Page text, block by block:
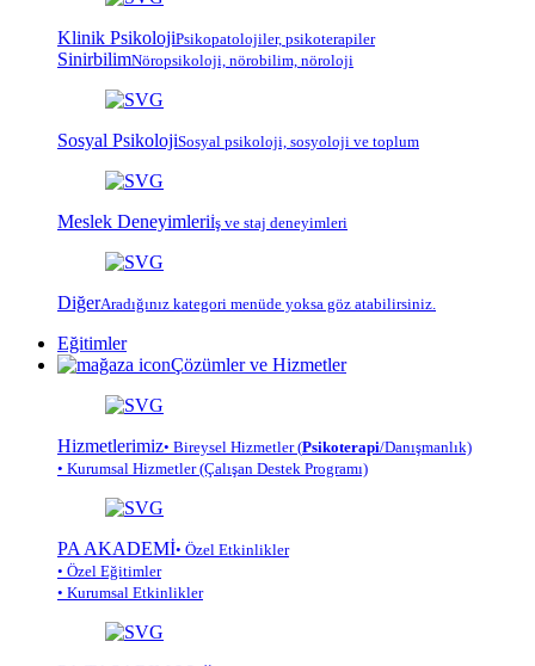
Klinik PsikolojiPsikopatolojiler, psikoterapiler
SinirbilimNöropsikoloji, nörobilim, nöroloji
Sosyal PsikolojiSosyal psikoloji, sosyoloji ve toplum
Meslek Deneyimleriİş ve staj deneyimleri
DiğerAradığınız kategori menüde yoksa göz atabilirsiniz.
Eğitimler
Çözümler ve Hizmetler
Hizmetlerimiz• Bireysel Hizmetler (Psikoterapi/Danışmanlık)
• Kurumsal Hizmetler (Çalışan Destek Programı)
PA AKADEMİ• Özel Etkinlikler
• Özel Eğitimler
• Kurumsal Etkinlikler